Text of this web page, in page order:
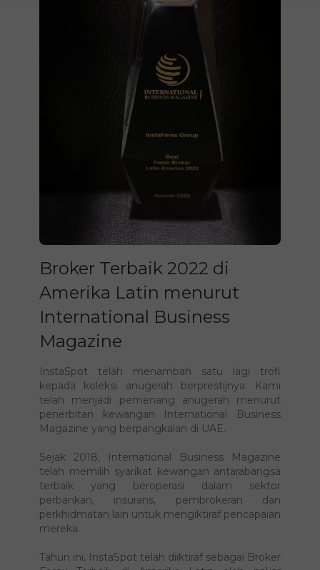
Broker Terbaik 2022 di
Amerika Latin menurut
International Business
Magazine
InstaSpot telah menambah satu lagi trofi
kepada koleksi anugerah berprestijnya. Kami
telah menjadi pemenang anugerah menurut
Magazine yang berpangkalan di UAE.
Sejak 2018, International Business Magazine
telah memilih syarikat kewangan antarabangsa
terbaik yang beroperasi dalam sektor
perbankan, insurans, pembrokeran dan
mereka.